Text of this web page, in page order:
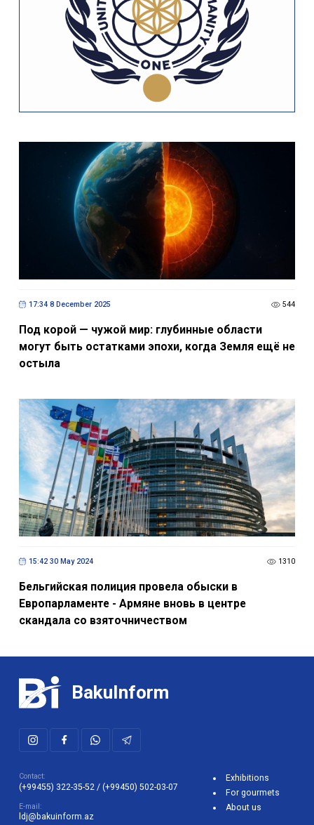
17:34 8 December 2025 544
Под корой — чужой мир: глубинные области
могут быть остатками эпохи, когда Земля ещё не
остыла
15:42 30 May 2024 1310
Бельгийская полиция провела обыски в
Европарламенте - Армяне вновь в центре
скандала со взяточничеством
BakuInform
Contact:
(+99455) 322-35-52 / (+99450) 502-03-07
E-mail:
ldj@bakuinform.az
Exhibitions
For gourmets
About us